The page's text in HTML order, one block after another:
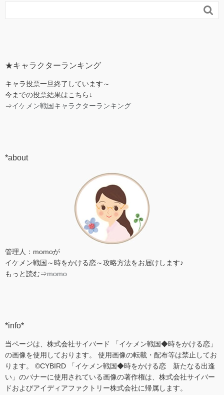

★キャラクターランキング
キャラ投票一旦終了しています～
今までの投票結果はこちら↓
⇒イケメン戦国キャラクターランキング
*about
管理人：momoが
イケメン戦国～時をかける恋～攻略方法をお届けします♪
もっと読む⇒momo
*info*
当ページは、株式会社サイバード 「イケメン戦国◆時をかける恋」
の画像を使用しております。 使用画像の転載・配布等は禁止してお
ります。 ©CYBIRD 「イケメン戦国◆時をかける恋 新たなる出逢
い」のバナーに使用されている画像の著作権は、株式会社サイバー
ドおよびアイディアファクトリー株式会社に帰属します。